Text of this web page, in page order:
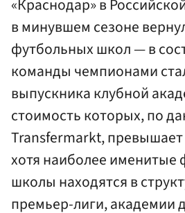
«Краснодар» в
в минувшем сезоне
футбольных школ — в
команды чемпионами
выпускника клубной
стоимость которых, по
Transfermarkt,
хотя наиболее именитые
школы находятся в
премьер-лиги, академии